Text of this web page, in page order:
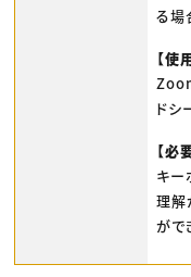
る場
【使
ドシ
【必
キー
理解
がで